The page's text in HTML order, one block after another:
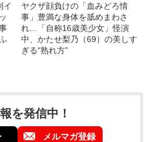
イ
ヤクザ顔負けの「血みどろ情
事」豊満な身体を舐めまわさ
れ…「自称16歳美少女」怪演
中、かたせ梨乃（69）の美しす
ぎる“熟れ方”
を発信中！
メルマガ登録